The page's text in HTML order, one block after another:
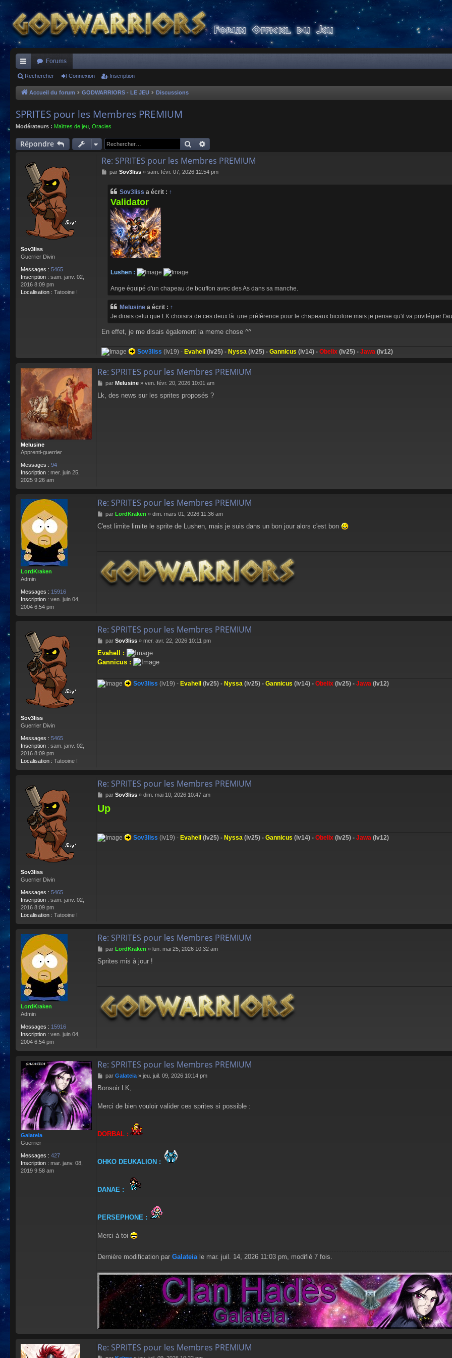
ac
co
s
Forums
Rechercher Connexion Inscription
Accueil du forum GODWARRIORS - LE JEU Discussions
SPRITES pour les Membres PREMIUM
Modérateurs : Maîtres de jeu Oracles
Répondre Rechercher
Sov3liss
Guerrier Divin
Messages : 5465
Inscription : sam. janv. 02,
2016 8:09 pm
Localisation : Tatooine !
Re: SPRITES pour les Membres PREMIUM
M
par Sov3liss» sam. févr. 07, 2026 12:54 pm
Sov3liss a écrit : ↑
Validator
Lushen :
Ange équipé d'un chapeau de bouffon avec des As dans sa manche.
Melusine a écrit : ↑
Je dirais celui que LK choisira de ces deux là. une préférence pour le chapeaux bicolore mais je pense qu'il va privilégier
En effet, je me disais également la meme chose ^^
Sov3liss (lv19) - Evahell (lv25) - Nyssa (lv25) - Gannicus (lv14) - Obelix (lv25) - Jawa (lv12)
Melusine
Apprenti-guerrier
Messages : 94
Inscription : mer. juin 25,
2025 9:26 am
Re: SPRITES pour les Membres PREMIUM
M
s
par Melusine» ven. févr. 20, 2026 10:01 am
Lk, des news sur les sprites proposés ?
LordKraken
Admin
Messages : 15916
Inscription : ven. juin 04,
2004 6:54 pm
Re: SPRITES pour les Membres PREMIUM
M
s
par LordKraken » dim. mars 01, 2026 11:36 am
C'est limite limite le sprite de Lushen, mais je suis dans un bon jour alors c'est bon
Sov3liss
Guerrier Divin
Messages : 5465
Inscription : sam. janv. 02,
2016 8:09 pm
Localisation : Tatooine !
Re: SPRITES pour les Membres PREMIUM
M
s
s
e
par Sov3liss» mer. avr. 22, 2026 10:11 pm
Evahell :
Gannicus :
Sov3liss (lv19) - Evahell (lv25) - Nyssa (lv25) - Gannicus (lv14) - Obelix (lv25) - Jawa (lv12)
Sov3liss
Guerrier Divin
Messages : 5465
Inscription : sam. janv. 02,
2016 8:09 pm
Localisation : Tatooine !
Re: SPRITES pour les Membres PREMIUM
M
s
e
par Sov3liss» dim. mai 10, 2026 10:47 am
Up
Sov3liss (lv19) - Evahell (lv25) - Nyssa (lv25) - Gannicus (lv14) - Obelix (lv25) - Jawa (lv12)
LordKraken
Admin
Messages : 15916
Inscription : ven. juin 04,
2004 6:54 pm
Re: SPRITES pour les Membres PREMIUM
M
s
par LordKraken » lun. mai 25, 2026 10:32 am
Sprites mis à jour !
Galateia
Guerrier
Messages : 427
Inscription : mar. janv. 08,
2019 9:58 am
Re: SPRITES pour les Membres PREMIUM
M
s
a
par Galateia» jeu. juil. 09, 2026 10:14 pm
Bonsoir LK,
Merci de bien vouloir valider ces sprites si possible :
DORBAL :
OHKO DEUKALION :
DANAE :
PERSEPHONE :
Merci à toi
Dernière modification par Galateiale mar. juil. 14, 2026 11:03 pm, modifié 7 fois.
Re: SPRITES pour les Membres PREMIUM